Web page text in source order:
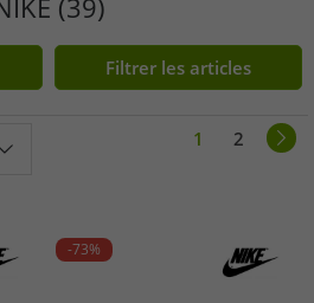
(39)
Filtrer les articles
1 2
-73%